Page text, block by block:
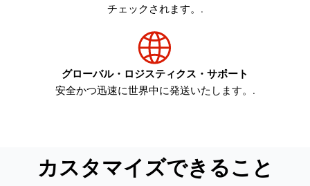
チェックされます。.
グローバル・ロジスティクス・サポート
安全かつ迅速に世界中に発送いたします。.
カスタマイズできること